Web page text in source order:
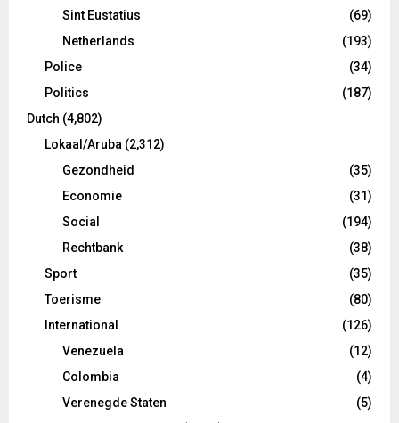
Sint Eustatius
(69)
Netherlands
(193)
Police
(34)
Politics
(187)
Dutch (4,802)
Lokaal/Aruba (2,312)
Gezondheid
(35)
Economie
(31)
Social
(194)
Rechtbank
(38)
Sport
(35)
Toerisme
(80)
International
(126)
Venezuela
(12)
Colombia
(4)
Verenegde Staten
(5)